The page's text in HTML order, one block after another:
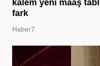
kalem yeni maaş
fark
Haber7